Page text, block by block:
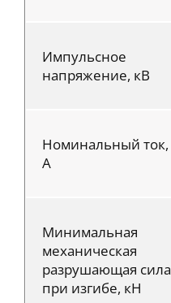
Импульсное
напряжение, кВ
Номинальный ток,
А
Минимальная
механическая
разрушающая сила
при изгибе, кН